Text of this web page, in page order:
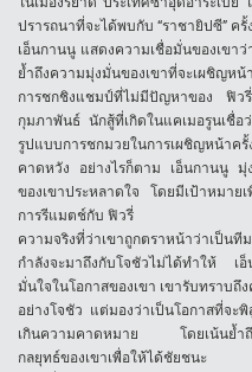
ปรารถนาที่จะได้พบกับ “ราชายิปซี” ครั้
เอ็นกานนู แสดงความเชื่อมั่นของเขา
ย้ำถึงความมุ่งมั่นของเขาที่จะเผชิญห
การชกชิงแชมป์ที่ไม่มีปัญหาของ ฟิ
กุมภาพันธ์ นักสู้ที่เกิดในแคเมอรูนเชื่
รูปแบบการชกมวยในการเผชิญหน้าค
คาดหวัง อย่างไรก็ตาม เอ็นกานนู มุ่
ของเขาประหลาดใจ โดยมีเป้าหมา
การรีแมตช์กับ ฟิวรี่
ความจริงที่ว่าเขาถูกตราหน้าว่าเป็
กำลังจะมาถึงกับโจชัวไม่ได้ทำให้ เ
มั่นใจในโอกาสของเขา เขารับทราบ
อย่างโจชัว แต่มองว่าเป็นโอกาสที่จะ
เกินความคาดหมาย โดยเน้นย้ำถึง
กลยุทธ์ของเขาเพื่อให้ได้ชัยชนะ